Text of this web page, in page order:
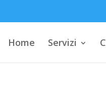
Home Servizi